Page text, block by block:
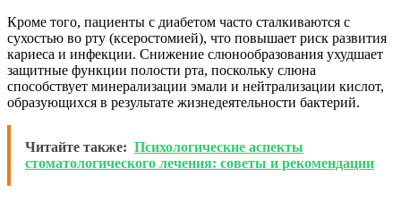
Кроме того, пациенты с диабетом часто сталкиваются с
сухостью во рту (ксеростомией), что повышает риск развития
кариеса и инфекции. Снижение слюнообразования ухудшает
защитные функции полости рта, поскольку слюна
способствует минерализации эмали и нейтрализации кислот,
образующихся в результате жизнедеятельности бактерий.
Читайте также: Психологические аспекты
стоматологического лечения: советы и рекомендации